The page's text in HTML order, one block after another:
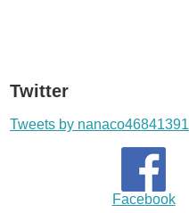
Twitter
Tweets by nanaco46841391
Facebook